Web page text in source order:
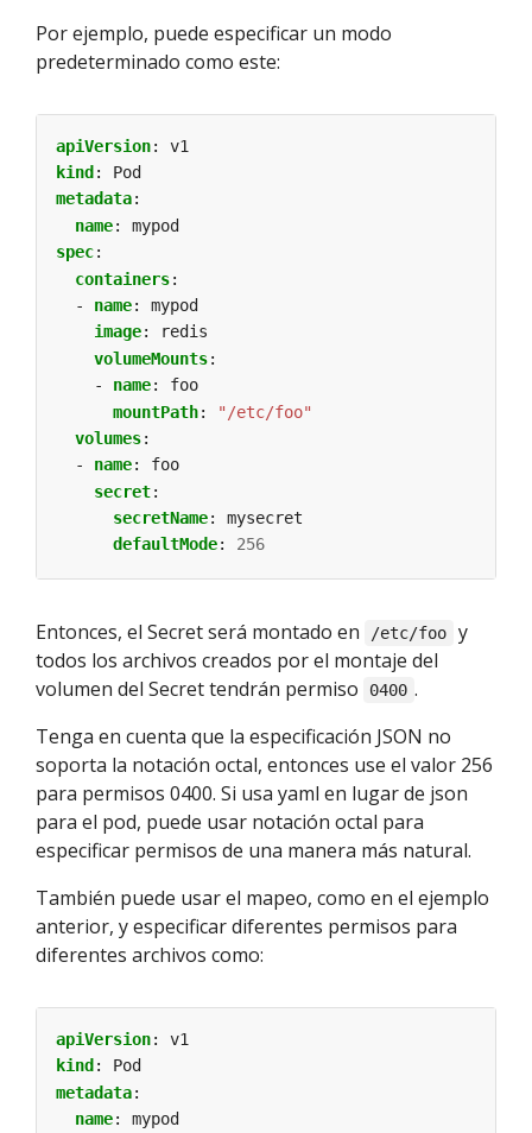
Por ejemplo, puede especificar un modo
predeterminado como este:
apiVersion:
v1
kind :
Pod
metadata:
name:
mypod
spec:
containers:
- name:
mypod
image:
redis
volumeMounts:
- name:
foo
mountPath:
"/etc/foo"
volumes:
- name:
foo
secret:
secretName:
mysecret
defaultMode: 256
Entonces, el Secret será montado en /etc/foo
y
todos los archivos creados por el montaje del
volumen del Secret tendrán permiso
0400 .
Tenga en cuenta que la especificación JSON no
soporta la notación octal, entonces use el valor 256
para permisos 0400. Si usa yaml en lugar de json
para el pod, puede usar notación octal para
especificar permisos de una manera más natural.
También puede usar el mapeo, como en el ejemplo
anterior, y especificar diferentes permisos para
diferentes archivos como:
apiVersion:
v1
kind :
Pod
metadata:
name: mypod